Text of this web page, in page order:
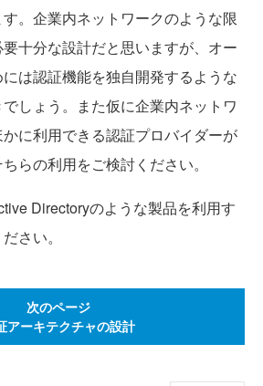
。企業内ネットワークのような限
十分な設計だと思いますが、オー
は認証機能を独自開発するような
しょう。また仮に企業内ネットワ
に利用できる認証プロバイダーが
らの利用をご検討ください。
Directoryのような製品を利用す
さい。
次のページ
アーキテクチャの設計